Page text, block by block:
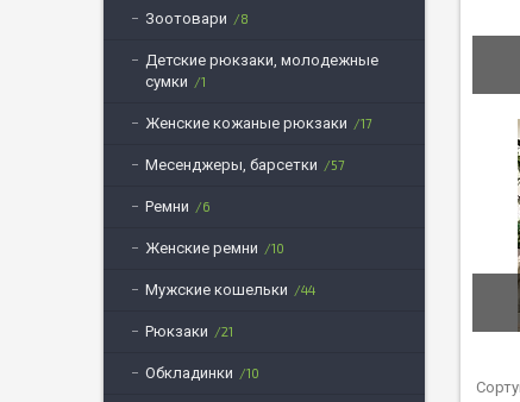
Зоотовари 8
Детские рюкзаки, молодежные
сумки
1
Женские кожаные рюкзаки 17
Месенджеры, барсетки 57
Ремни 6
Женские ремни 10
Мужские кошельки 44
Рюкзаки 21
Обкладинки 10